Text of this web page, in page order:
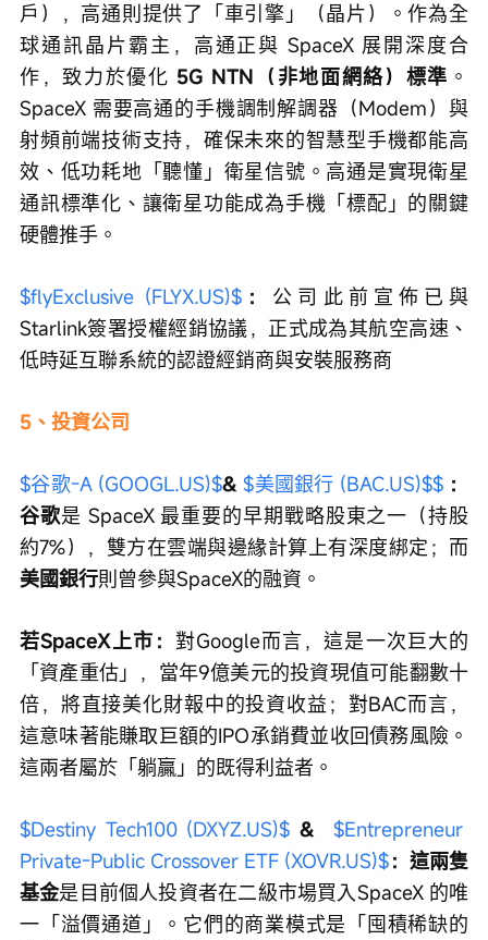
戶），高通則提供了「車引擎」（晶片）。作為全
球通訊晶片霸主，高通正與 SpaceX 展開深度合
作，致力於優化 5G NTN（非地面網絡）標準 。
SpaceX 需要高通的手機調制解調器（Modem）與
射頻前端技術支持，確保未來的智慧型手機都能高
效、低功耗地「聽懂」衛星信號。高通是實現衛星
通訊標準化、讓衛星功能成為手機「標配」的關鍵
硬體推手。
$flyExclusive (FLYX.US)$ ： 公司此前宣佈已與
Starlink簽署授權經銷協議，正式成為其航空高速、
低時延互聯系統的認證經銷商與安裝服務商
5、投資公司
$谷歌-A (GOOGL.US)$& $美國銀行 (BAC.US)$$ ：
谷歌是 SpaceX 最重要的早期戰略股東之一（持股
約7%），雙方在雲端與邊緣計算上有深度綁定；而
美國銀行則曾參與SpaceX的融資。
若SpaceX上市： 對Google而言，這是一次巨大的
「資產重估」，當年9億美元的投資現值可能翻數十
倍，將直接美化財報中的投資收益；對BAC而言，
這意味著能賺取巨額的IPO承銷費並收回債務風險。
這兩者屬於「躺贏」的既得利益者。
$Destiny Tech100 (DXYZ.US)$ &
$Entrepreneur
Private-Public Crossover ETF (XOVR.US)$：這兩隻
基金是目前個人投資者在二級市場買入SpaceX 的唯
一「溢價通道」。它們的商業模式是「囤積稀缺的